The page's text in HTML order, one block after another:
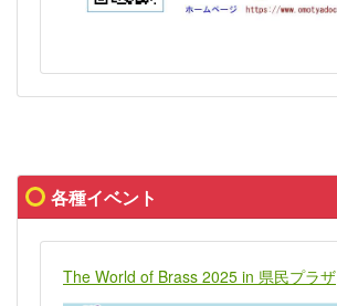
各種イベント
The World of Brass 2025 in 県民プラザ